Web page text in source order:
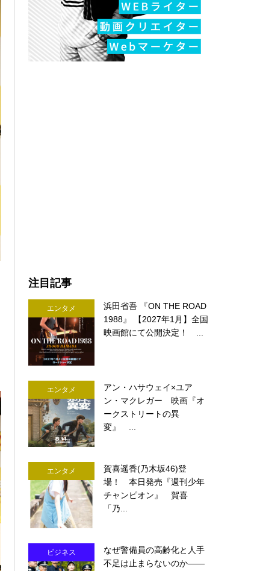
注目記事
エンタメ
浜田省吾 『ON THE ROAD
1988』 【2027年1月】全国
映画館にて公開決定！ ...
エンタメ
アン・ハサウェイ×ユア
ン・マクレガー 映画『オ
ークストリートの異
変』 ...
エンタメ
賀喜遥香(乃木坂46)登
場！ 本日発売『週刊少年
チャンピオン』 賀喜
「乃...
ビジネス
なぜ警備員の高齢化と人手
不足は止まらないのか――